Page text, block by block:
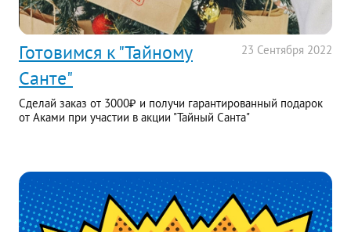
23 Сентября 2022
Готовимся к "Тайному
Санте"
Сделай заказ от 3000₽ и получи гарантированный подарок
от Аками при участии в акции "Тайный Санта"